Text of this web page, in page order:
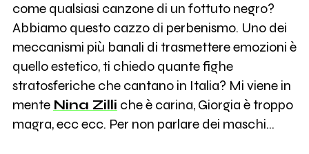
come qualsiasi canzone di un fottuto negro?
Abbiamo questo cazzo di perbenismo. Uno dei
meccanismi più banali di trasmettere emozioni è
quello estetico, ti chiedo quante fighe
stratosferiche che cantano in Italia? Mi viene in
mente Nina Zilli che è carina, Giorgia è troppo
magra, ecc ecc. Per non parlare dei maschi...